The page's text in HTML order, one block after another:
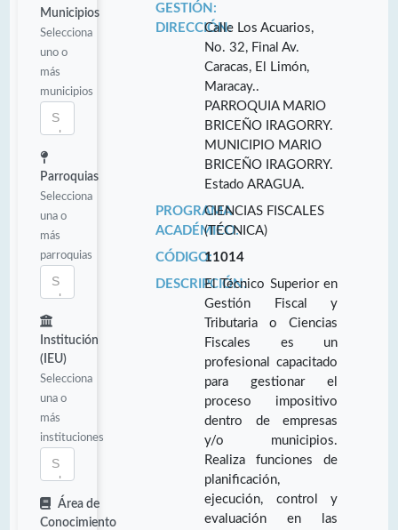
Municipios
Selecciona
uno o
más
municipios
Parroquias
Selecciona
una o
más
parroquias
Institución
(IEU)
Selecciona
una o
más
instituciones
Área de
Conocimiento
GESTIÓN:
DIRECCIÓN:Calle Los Acuarios,
No. 32, Final Av.
Caracas, El Limón,
Maracay..
PARROQUIA MARIO
BRICEÑO IRAGORRY.
MUNICIPIO MARIO
BRICEÑO IRAGORRY.
Estado ARAGUA.
PROGRAMA
ACADÉMICO:
CIENCIAS FISCALES
(TÉCNICA)
CÓDIGO:11014
DESCRIPCIÓN:El Técnico Superior en
Gestión Fiscal y
Tributaria o Ciencias
Fiscales es un
profesional capacitado
para gestionar el
proceso impositivo
dentro de empresas
y/o municipios.
Realiza funciones de
planificación,
ejecución, control y
evaluación en las